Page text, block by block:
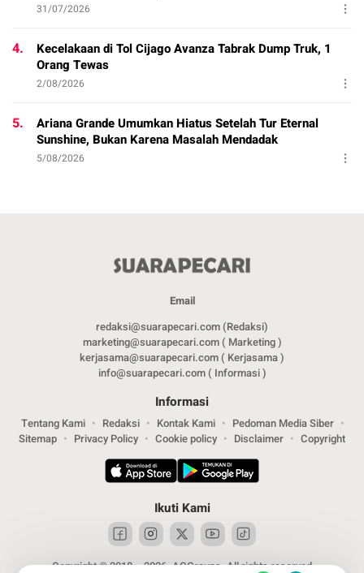
31/07/2026
4.
Kecelakaan di Tol Cijago Avanza Tabrak Dump Truk, 1
Orang Tewas
2/08/2026
5.
Ariana Grande Umumkan Hiatus Setelah Tur Eternal
Sunshine, Bukan Karena Masalah Mendadak
5/08/2026
Email
redaksi@suarapecari.com (Redaksi)
marketing@suarapecari.com ( Marketing )
kerjasama@suarapecari.com ( Kerjasama )
info@suarapecari.com ( Informasi )
Informasi
Tentang Kami Redaksi Kontak Kami
Pedoman Media Siber
Sitemap
Privacy Policy Cookie policy Disclaimer Copyright
Ikuti Kami
Copyright © 2018 – 2026. ACGroups. All rights reserved